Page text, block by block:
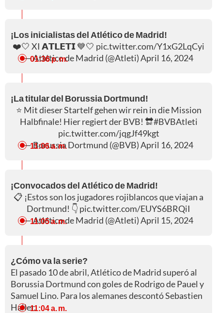
¡Los inicialistas del Atlético de Madrid!
❤️🤍 XI 𝗔𝗧𝗟𝗘𝗧𝗜 💙🤍 pic.twitter.com/Y1xG2LqCyi
— Atlético de Madrid (@Atleti)April 16, 2024
01:36 p. m.
¡La titular del Borussia Dortmund!
⭐️ Mit dieser Startelf gehen wir rein in die Mission
Halbfinale! Hier regiert der BVB! 🔛#BVBAtleti
pic.twitter.com/jqgJf49kgt
— Borussia Dortmund (@BVB)April 16, 2024
11:06 a. m.
¡Convocados del Atlético de Madrid!
📋 ¡Estos son los jugadores rojiblancos que viajan a
Dortmund! 👇 pic.twitter.com/EUYS6BRQiI
— Atlético de Madrid (@Atleti)April 15, 2024
11:05 a. m.
¿Cómo va la serie?
El pasado 10 de abril, Atlético de Madrid superó al
Borussia Dortmund con goles de Rodrigo de Pauel y
Samuel Lino. Para los alemanes descontó Sebastien
Haller.11:04 a. m.